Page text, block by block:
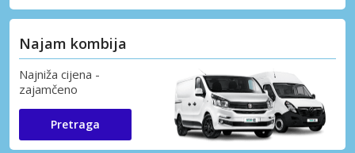
Najam kombija
Najniža cijena -
zajamčeno
Pretraga